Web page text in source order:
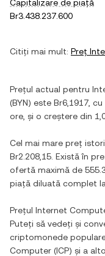
Capitalizare de piață
Br3.438.237.600
Citiți mai mult: Preț
Prețul actual pentru
(BYN) este Br6,1917 , cu
ore, și o creștere din
Cel mai mare preț
Br2.208,15 . Există în
ofertă maximă de
piață diluată complet
Prețul Internet
Puteți să vedeți și
criptomonede
Computer (ICP) și a